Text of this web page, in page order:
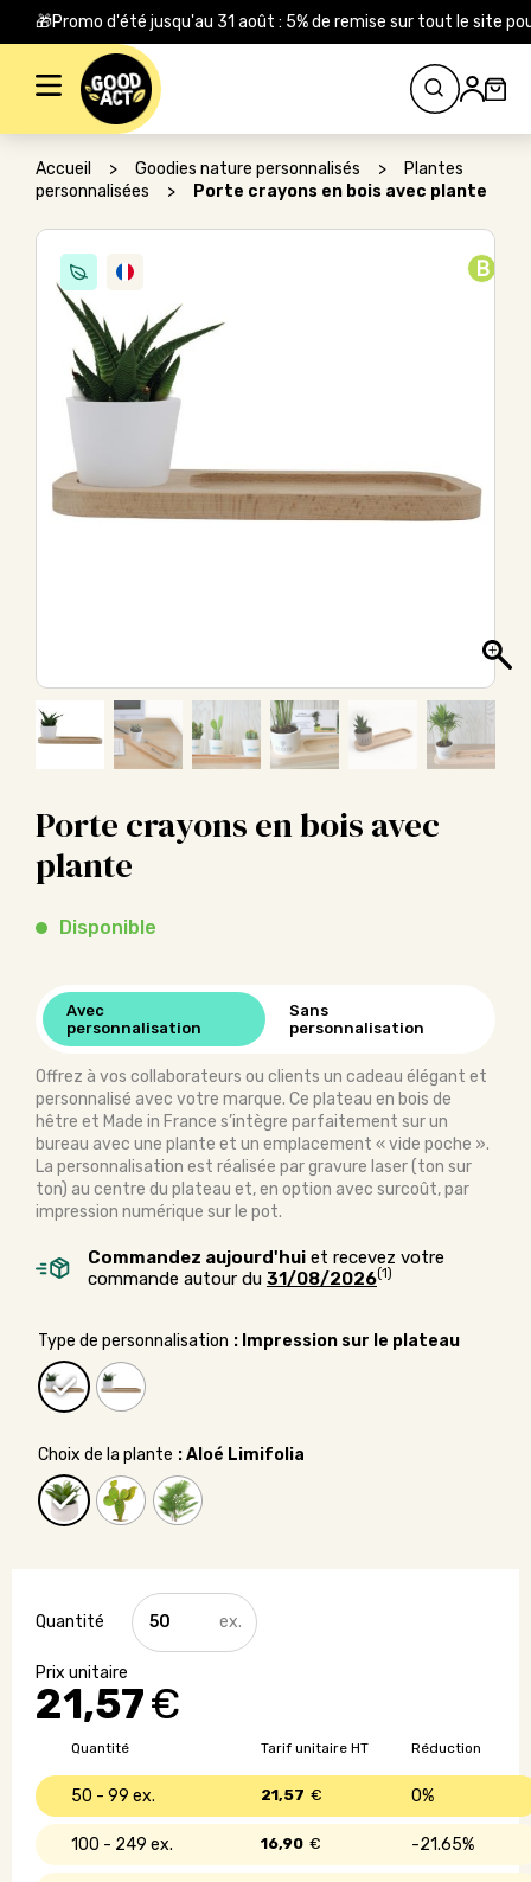
🎁Promo d'été jusqu'au 31 août : 5% de remise sur tout le site
Rechercher :
Accueil > Goodies nature personnalisés >
Plantes
personnalisées
> Porte crayons en bois avec plante
B
Porte crayons en bois avec
plante
Disponible
Avec
personnalisation
Sans
personnalisation
Offrez à vos collaborateurs ou clients un cadeau élégant et
personnalisé avec votre marque. Ce plateau en bois de
hêtre et Made in France s’intègre parfaitement sur un
bureau avec une plante et un emplacement « vide poche ».
La personnalisation est réalisée par gravure laser (ton sur
ton) au centre du plateau et, en option avec surcoût, par
impression numérique sur le pot.
Commandez aujourd'hui et recevez votre
commande autour du 31/08/2026(1)
Type de personnalisation : Impression sur le plateau
Choix de la plante : Aloé Limifolia
21,57€
quantité
de
Porte
en
bois
Quantité Réduction
Tarif unitaire HT
50 - 99 0%
21,57 €
100 - 249 21.65%
16,90 €